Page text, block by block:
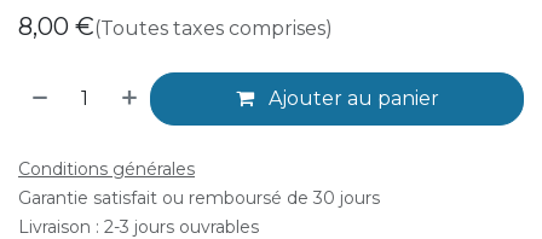
8,00 €(Toutes taxes comprises)
Ajouter au panier
Conditions générales
Garantie satisfait ou remboursé de 30 jours
Livraison : 2-3 jours ouvrables